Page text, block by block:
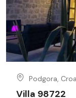
Podgora,
Villa 98722